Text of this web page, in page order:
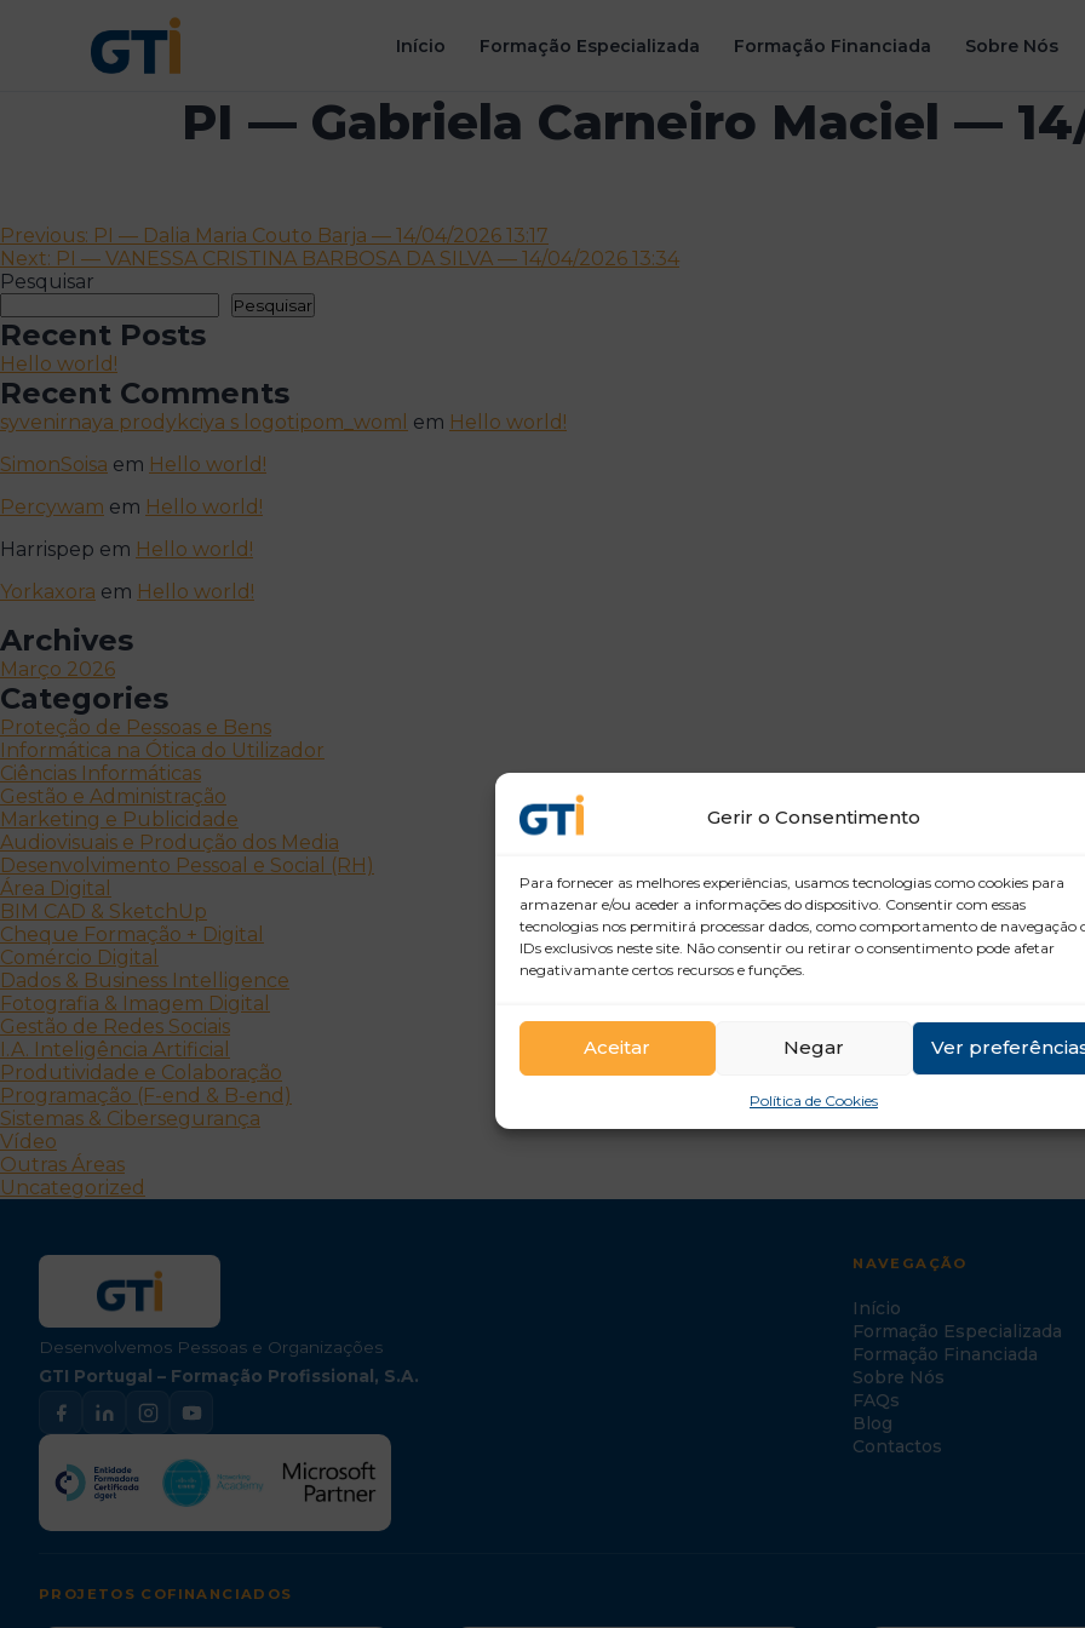
Gerir o Consentimento
Para fornecer as melhores experiências, usamos tecnologias como cookies para
armazenar e/ou aceder a informações do dispositivo. Consentir com essas
tecnologias nos permitirá processar dados, como comportamento de navegação
IDs exclusivos neste site. Não consentir ou retirar o consentimento pode afetar
negativamante certos recursos e funções.
Aceitar Negar Ver
Política de Cookies
Início Formação Especializada Formação Financiada Sobre Nós
PI — Gabriela Carneiro Maciel —
Navegação
de
artigos
Previous: PI — Dalia Maria Couto Barja — 14/04/2026 13:17
Next: PI — VANESSA CRISTINA BARBOSA DA SILVA — 14/04/2026 13:34
Pesquisar
Pesquisar
Recent Posts
Hello world!
Recent Comments
syvenirnaya prodykciya s logotipom_woml em Hello world!
SimonSoisa em Hello world!
Percywam em Hello world!
Harrispep em Hello world!
Yorkaxora em Hello world!
Archives
Março 2026
Categories
Proteção de Pessoas e Bens
Informática na Ótica do Utilizador
Ciências Informáticas
Gestão e Administração
Marketing e Publicidade
Audiovisuais e Produção dos Media
Desenvolvimento Pessoal e Social (RH)
Área Digital
BIM CAD & SketchUp
Cheque Formação + Digital
Comércio Digital
Dados & Business Intelligence
Fotografia & Imagem Digital
Gestão de Redes Sociais
I.A. Inteligência Artificial
Produtividade e Colaboração
Programação (F-end & B-end)
Sistemas & Cibersegurança
Vídeo
Outras Áreas
Uncategorized
Desenvolvemos Pessoas e Organizações
GTI Portugal – Formação Profissional, S.A.
NAVEGAÇÃO
Início
Formação Especializada
Formação Financiada
Sobre Nós
FAQs
Blog
Contactos
PROJETOS COFINANCIADOS